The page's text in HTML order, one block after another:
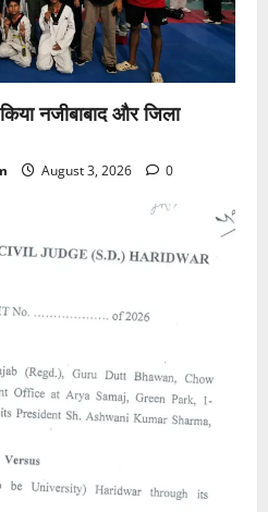
नजीबाबाद और जिला
August 3, 2026 0